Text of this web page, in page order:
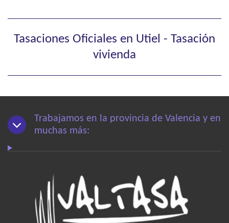
Tasaciones Oficiales en Utiel - Tasación
vivienda
Trabajamos en la provincia de Valencia y en
muchas más: